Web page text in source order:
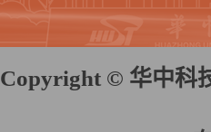
Copyright © 华中科